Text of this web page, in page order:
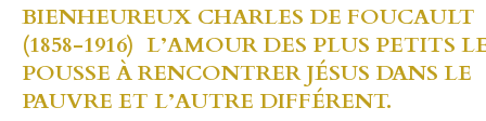
BIENHEUREUX CHARLES DE FOUCAULT
(1858-1916) L’AMOUR DES PLUS PETITS
POUSSE À RENCONTRER JÉSUS DANS LE
PAUVRE ET L’AUTRE DIFFÉRENT.